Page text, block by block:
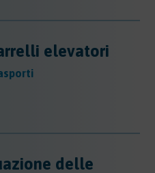
elevatori
delle